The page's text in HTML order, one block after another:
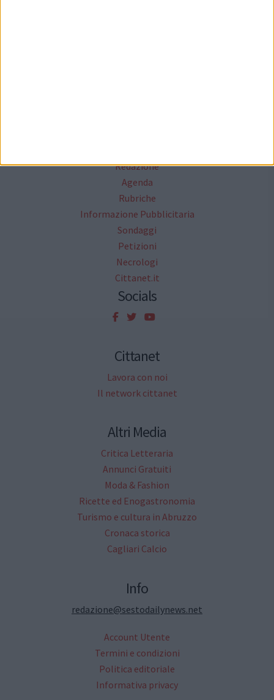
Redazione
Agenda
Rubriche
Informazione Pubblicitaria
Sondaggi
Petizioni
Necrologi
Cittanet.it
Socials
Cittanet
Lavora con noi
Il network cittanet
Altri Media
Critica Letteraria
Annunci Gratuiti
Moda & Fashion
Ricette ed Enogastronomia
Turismo e cultura in Abruzzo
Cronaca storica
Cagliari Calcio
Info
redazione@sestodailynews.net
Account Utente
Termini e condizioni
Politica editoriale
Informativa privacy